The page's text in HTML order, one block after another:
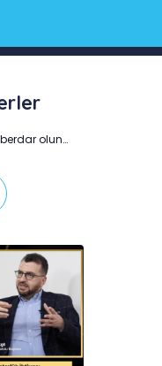
olun…